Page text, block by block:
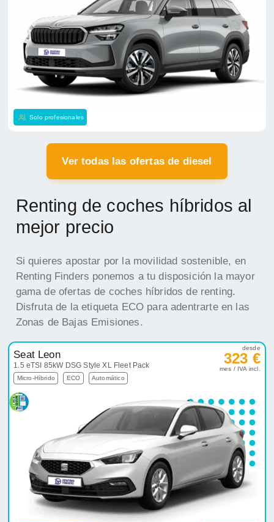
Solo profesionales
Ver todas las ofertas de diesel
Renting de coches híbridos al
mejor precio
Si quieres apostar por la movilidad sostenible, en
Renting Finders ponemos a tu disposición la mayor
gama de ofertas de coches híbridos de renting.
Disfruta de la etiqueta ECO para adentrarte en las
Zonas de Bajas Emisiones.
Seat Leon
1.5 eTSI 85kW DSG Style XL Fleet Pack
Micro-Híbrido ECO Automático
desde
323 €
mes / IVA incl.